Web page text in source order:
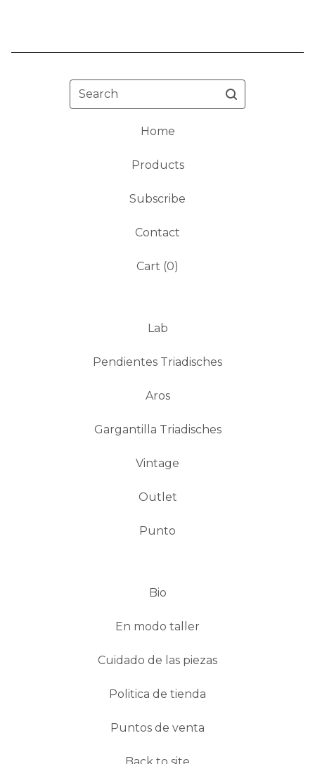
Search
Home
Products
Subscribe
Contact
Cart (0)
Lab
Pendientes Triadisches
Aros
Gargantilla Triadisches
Vintage
Outlet
Punto
Bio
En modo taller
Cuidado de las piezas
Politica de tienda
Puntos de venta